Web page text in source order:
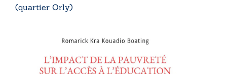
(quartier Orly)